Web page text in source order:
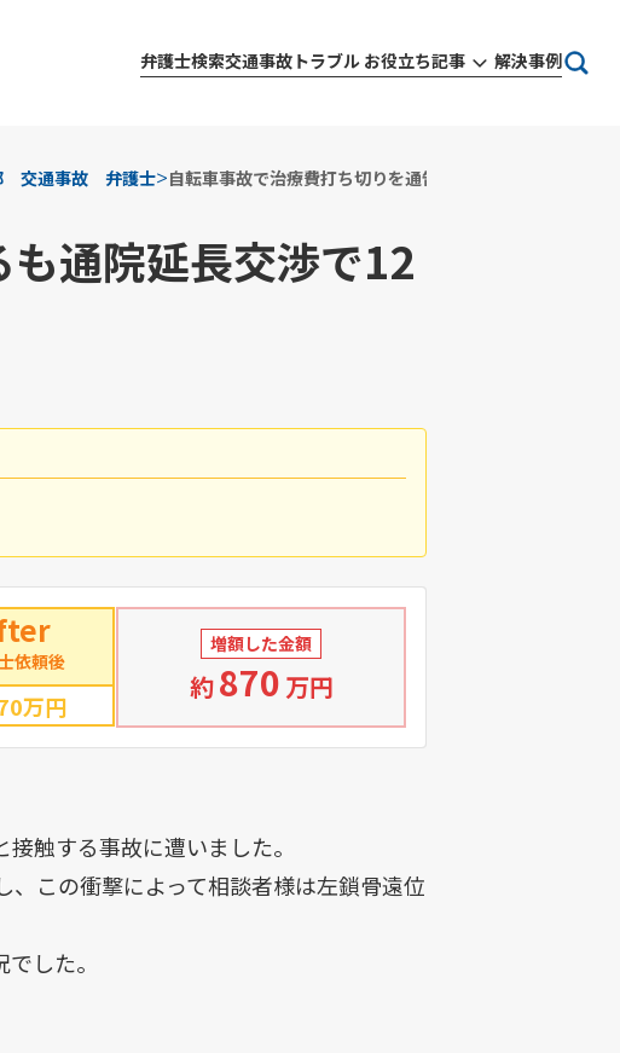
弁護士検索交通事故トラブル お役立ち記事 解決事例
交通事故 弁護士>自転車事故で治療費打ち切りを通告されるも通院延長交渉
通院延長交渉で12
依頼後
万円
増額した金額
約870 万円
触する事故に遭いました。
この衝撃によって相談者様は左鎖骨遠位
した。